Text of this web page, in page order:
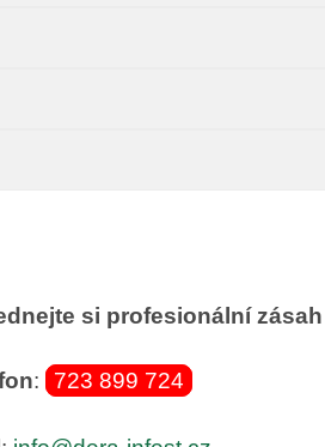
si profesionální
: 723 899 724